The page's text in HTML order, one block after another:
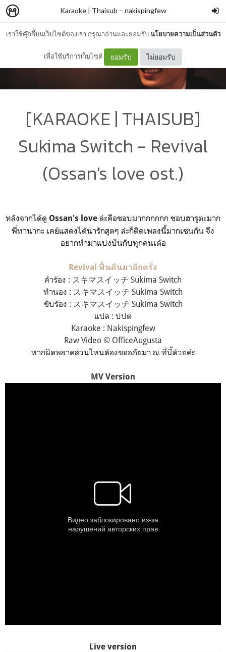
เราใช้คุ๊กกี้บนเว็บไซต์ของเรา กรุณาอ่านและยอมรับนโยบายความเป็นส่วนตัว
เพื่อใช้บริการเว็บไซต์ ยอมรับ ไม่ยอมรับ
Karaoke | Thaisub – nakispingfew
[KARAOKE | THAISUB]
Sukima Switch - Revival
(Ossan's love ost.)
หลังจากได้ดู Ossan's love ล่ะคือชอบมากกกกกก ชอบฮารุตะมาก
พี่ทานากะ เคย์แสดงได้น่ารักสุดๆ ล่ะก็ติดเพลงนี้มากเช่นกัน จึง
อยากทำมาแบ่งปันกับทุกคนเด้อ
Revival ฟื้นคืนมาอีกครั้ง
คำร้อง : スキマスイッチ Sukima Switch
ทำนอง : スキマスイッチ Sukima Switch
ขับร้อง : スキマスイッチ Sukima Switch
แปล : ปปต
Karaoke : Nakispingfew
Raw Video © OfficeAugusta
หากผิดพลาดส่วนไหนต้องขออภัยมา ณ ที่นี้ด้วยค่ะ
MV Version
Live version